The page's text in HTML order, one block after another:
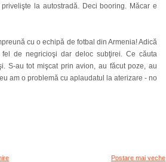
la autostradă. Deci booring. Măcar e
cu o echipă de fotbal din Armenia! Adică
de negricioşi dar deloc subţirei. Ce căuta
S-au tot mişcat prin avion, au făcut poze, au
am o problemă cu aplaudatul la aterizare - no
Postare mai veche